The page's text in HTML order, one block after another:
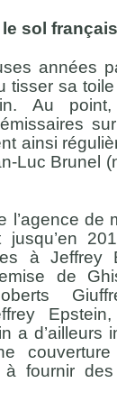
sol français
années
tisser sa
Au point,
ainsi
Luc Brunel
l’agence de
jusqu’en
à Jeffrey
de
Epstein,
a d’ailleurs
fournir